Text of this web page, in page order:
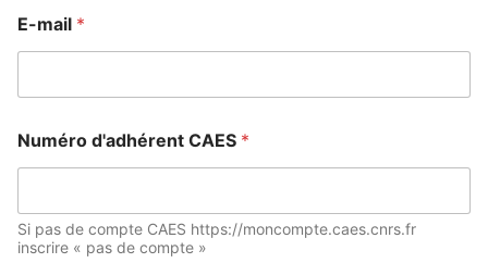
E-mail *
Numéro d'adhérent CAES *
Si pas de compte CAES https://moncompte.caes.cnrs.fr
inscrire « pas de compte »